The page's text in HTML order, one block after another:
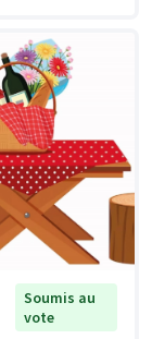
Soumis au
vote